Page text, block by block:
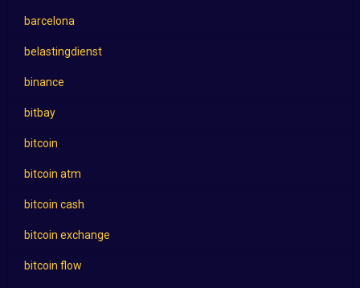
barcelona
belastingdienst
binance
bitbay
bitcoin
bitcoin atm
bitcoin cash
bitcoin exchange
bitcoin flow